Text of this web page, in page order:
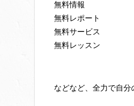
無料情報
無料レポート
無料サービス
無料レッスン
などなど、全力で自分